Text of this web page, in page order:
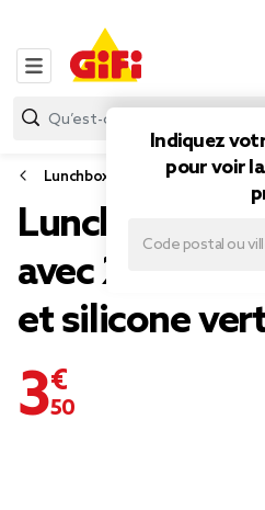
Indiquez
pour voir
Lunchbox et sac isotherme
Lunch box
avec 2
et silicone
3,50 €